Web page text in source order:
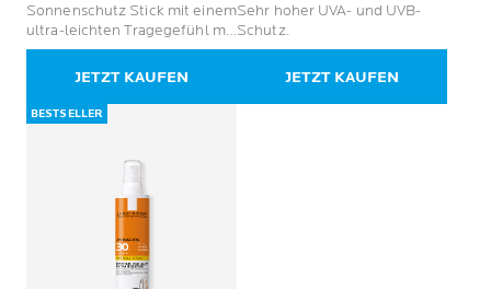
5
Sternen.
Sonnenschutz Stick mit einem
ultra-leichten Tragegefühl mit
Vitamin E, für alle Hauttypen
JETZT KAUFEN
5
Sternen.
Bewertungen
Sehr hoher UVA- und UVB-
Schutz.
JETZT KAUFEN
BESTSELLER